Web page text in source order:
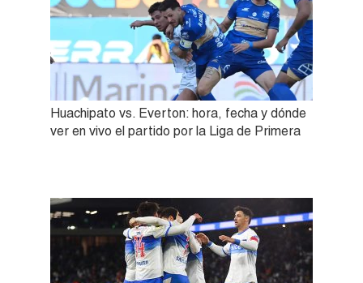
Huachipato vs. Everton: hora, fecha y dónde
ver en vivo el partido por la Liga de Primera